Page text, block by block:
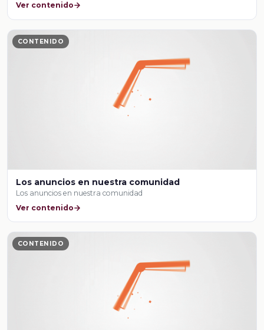
Ver contenido
CONTENIDO
Los anuncios en nuestra comunidad
Los anuncios en nuestra comunidad
Ver contenido
CONTENIDO